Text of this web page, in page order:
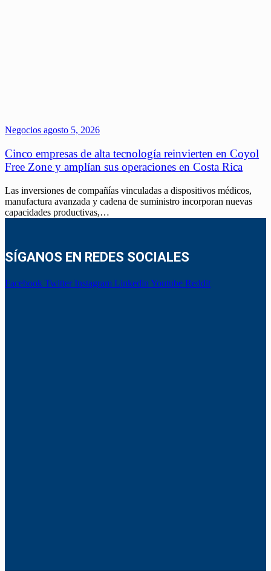
Negocios agosto 5, 2026
Cinco empresas de alta tecnología reinvierten en Coyol
Free Zone y amplían sus operaciones en Costa Rica
Las inversiones de compañías vinculadas a dispositivos médicos,
manufactura avanzada y cadena de suministro incorporan nuevas
capacidades productivas,…
SÍGANOS EN REDES SOCIALES
Facebook Twitter Instagram Linkedin Youtube Reddit